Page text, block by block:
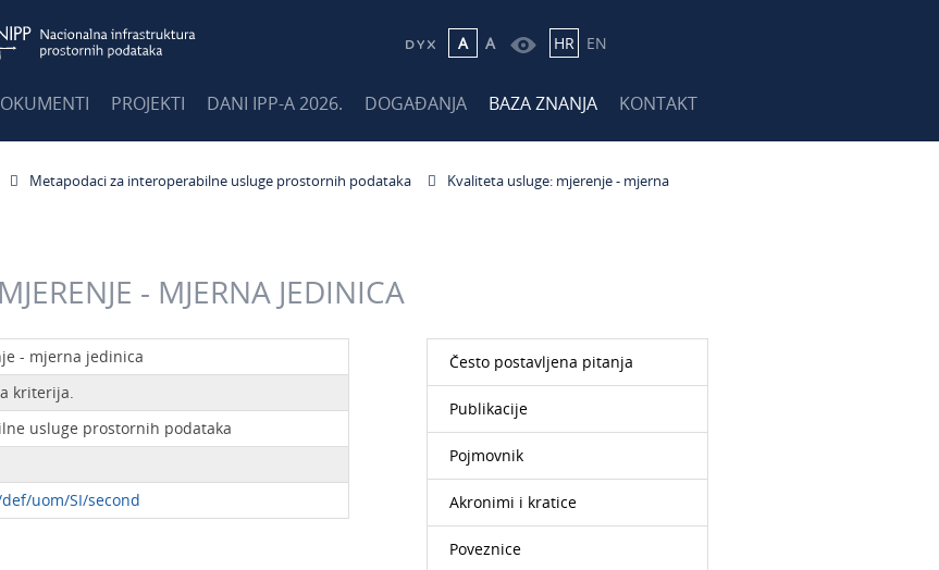
A A HR EN
PROJEKTI DANI IPP-A 2026. DOGAĐANJA BAZA ZNANJA KONTAKT
Metapodaci za interoperabilne usluge prostornih podataka
Kvaliteta usluge: mjerenje - mjerna
- MJERNA JEDINICA
- mjerna jedinica
kriterija.
usluge prostornih podataka
uom/SI/second
Često postavljena pitanja
Publikacije
Pojmovnik
Akronimi i kratice
Poveznice